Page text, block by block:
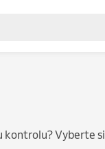
kontrolu? Vyberte si